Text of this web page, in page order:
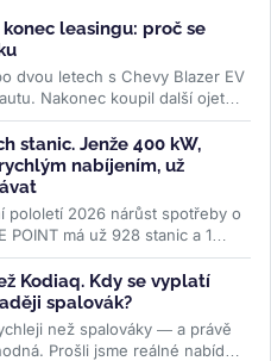
leasingu: proč se
dvou letech s Chevy Blazer EV
Nakonec koupil další ojetý
stanic. Jenže 400 kW,
nabíjením, už
pololetí 2026 nárůst spotřeby o
POINT má už 928 stanic a 1
Kodiaq. Kdy se vyplatí
spalovák?
než spalováky — a právě
Prošli jsme reálné nabídky